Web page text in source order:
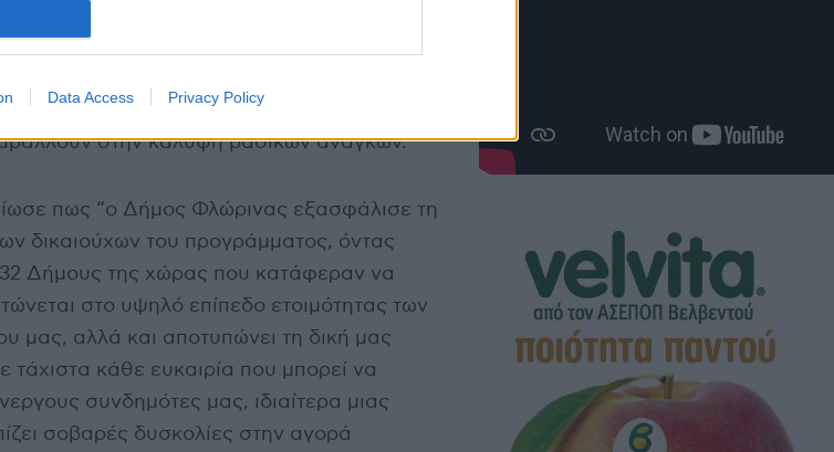
Data Access Privacy Policy
συνεργάτες στην εύρυθμη
στην κάλυψη βασικών αναγκών.
πως “ο Δήμος Φλώρινας εξασφάλισε τη
δικαιούχων του προγράμματος, όντας
Δήμους της χώρας που κατάφεραν να
στο υψηλό επίπεδο ετοιμότητας των
μας, αλλά και αποτυπώνει τη δική μας
τάχιστα κάθε ευκαιρία που μπορεί να
συνδημότες μας, ιδιαίτερα μιας
σοβαρές δυσκολίες στην αγορά